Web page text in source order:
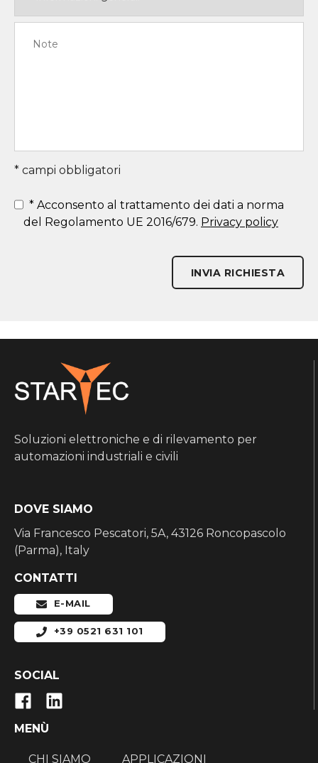
* campi obbligatori
* Acconsento al trattamento dei dati a norma
del Regolamento UE 2016/679. Privacy policy
INVIA RICHIESTA
Soluzioni elettroniche e di rilevamento per
automazioni industriali e civili
DOVE SIAMO
Via Francesco Pescatori, 5A, 43126 Roncopascolo
(Parma), Italy
CONTATTI
E-MAIL
+39 0521 631 101
SOCIAL
MENÙ
CHI SIAMO APPLICAZIONI